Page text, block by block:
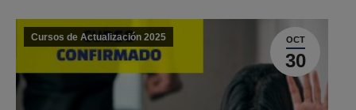
OCT
30
Cursos de Actualización 2025